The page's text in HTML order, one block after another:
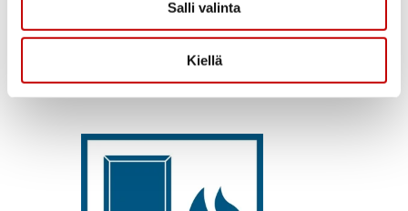
Salli valinta
Kiellä